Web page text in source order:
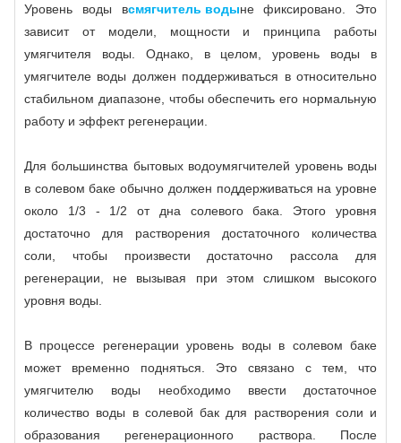
Уровень воды всмягчитель водыне фиксировано. Это
зависит от модели, мощности и принципа работы
умягчителя воды. Однако, в целом, уровень воды в
умягчителе воды должен поддерживаться в относительно
стабильном диапазоне, чтобы обеспечить его нормальную
работу и эффект регенерации.
Для большинства бытовых водоумягчителей уровень воды
в солевом баке обычно должен поддерживаться на уровне
около 1/3 - 1/2 от дна солевого бака. Этого уровня
достаточно для растворения достаточного количества
соли, чтобы произвести достаточно рассола для
регенерации, не вызывая при этом слишком высокого
уровня воды.
В процессе регенерации уровень воды в солевом баке
может временно подняться. Это связано с тем, что
умягчителю воды необходимо ввести достаточное
количество воды в солевой бак для растворения соли и
образования регенерационного раствора. После